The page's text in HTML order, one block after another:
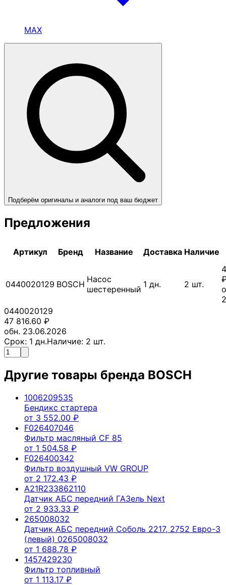
MAX
Подберём оригиналы и аналоги под ваш бюджет
Предложения
Артикул Бренд Название Доставка Наличие
0440020129 BOSCH Насос
шестеренный 1 дн. 2 шт.
0440020129
47 816.60 ₽
обн. 23.06.2026
Срок: 1 дн.Наличие: 2 шт.
Другие товары бренда BOSCH
1006209535
Бендикс стартера
от 3 552.00 ₽
F026407046
Фильтр масляный CF 85
от 1 504.58 ₽
F026400342
Фильтр воздушный VW GROUP
от 2 172.43 ₽
A21R233862110
Датчик АБС передний ГАЗель Next
от 2 933.33 ₽
265008032
Датчик АБС передний Соболь 2217, 2752 Евро-3
(левый) 0265008032
от 1 688.78 ₽
1457429230
Фильтр топливный
от 1 113.17 ₽